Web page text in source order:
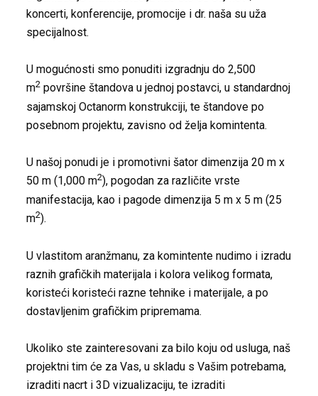
koncerti, konferencije, promocije i dr. naša su uža
specijalnost.
U mogućnosti smo ponuditi izgradnju do 2,500
m2 površine štandova u jednoj postavci, u standardnoj
sajamskoj Octanorm konstrukciji, te štandove po
posebnom projektu, zavisno od želja komintenta.
U našoj ponudi je i promotivni šator dimenzija 20 m x
50 m (1,000 m2), pogodan za različite vrste
manifestacija, kao i pagode dimenzija 5 m x 5 m (25
m2).
U vlastitom aranžmanu, za komintente nudimo i izradu
raznih grafičkih materijala i kolora velikog formata,
koristeći koristeći razne tehnike i materijale, a po
dostavljenim grafičkim pripremama.
Ukoliko ste zainteresovani za bilo koju od usluga, naš
projektni tim će za Vas, u skladu s Vašim potrebama,
izraditi nacrt i 3D vizualizaciju, te izraditi